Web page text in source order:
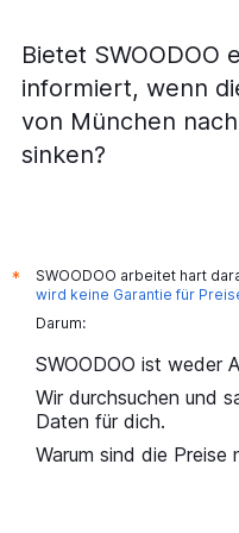
Kennedy
Flüge von Hamburg
Flüge von Weeze,
International
Flüge von Nürnberg nach
Flüge von Hamburg
Flüge von Hannover
Flüge von Nürnberg
Flüge von Nürnberg
Flüge von Dresden
Flüge von Dresden nach
Flüge von Hannover
Bietet SWOODOO
informiert, wenn
von München
sinken?
*
SWOODOO arbeitet hart
wird keine Garantie für
Darum:
SWOODOO ist weder
Wir durchsuchen und
Daten für dich.
Warum sind die Preise